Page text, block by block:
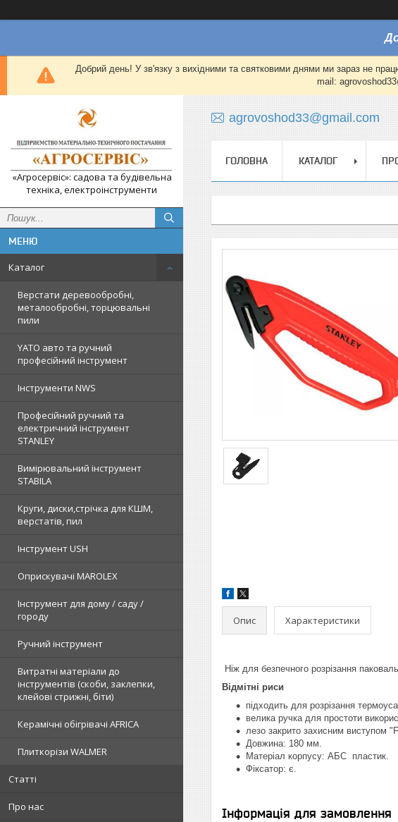
Добрий день! У зв'язку з вихідними та святковими днями ми зараз не
mail:
«Агросервіс»: садова та будівельна
техніка, електроінструменти
Каталог
Верстати деревообробні,
металообробні, торцювальні
пили
YATO авто та ручний
професійний інструмент
Інструменти NWS
Професійний ручний та
електричний інструмент
STANLEY
Вимірювальний інструмент
STABILA
Круги, диски,стрічка для КШМ,
верстатів, пил
Інструмент USH
Оприскувачі MAROLEX
Інструмент для дому / саду /
городу
Ручний інструмент
Витратні матеріали до
інструментів (скоби, заклепки,
клейові стрижні, біти)
Керамічні обігрівачі AFRICA
Плиткорізи WALMER
Статті
Про нас
agrovoshod33@gmail.com
ГОЛОВНА КАТАЛОГ
Опис Характеристики
Ніж для безпечного розрізання
Відмітні риси
підходить для розрізання
велика ручка для простоти
лезо закрито захисним виступом
Довжина: 180 мм.
Матеріал корпусу: АБС пластик.
Фіксатор: є.
Інформація для замовлення